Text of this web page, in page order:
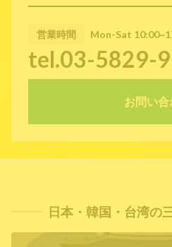
営業時間 Mon-Sat
tel.03-5829-
お問い
日本・韓国・台湾の